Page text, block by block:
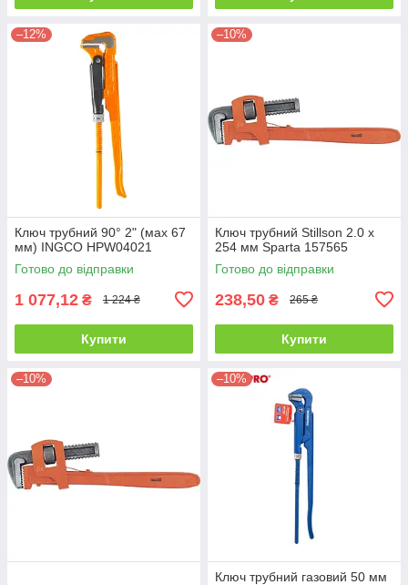
–12%
Ключ трубний 90° 2" (мах 67
мм) INGCO HPW04021
Готово до відправки
1 077,12 ₴ 1 224 ₴
Купити
–10%
Ключ трубний Stillson 2.0 х
254 мм Sparta 157565
Готово до відправки
238,50 ₴ 265 ₴
Купити
–10% –10%
Ключ трубний газовий 50 мм